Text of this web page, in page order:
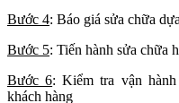
Bước 4: Báo giá sửa chữa
Bước 5: Tiến hành sửa chữa
Bước 6: Kiểm tra vận
khách hàng